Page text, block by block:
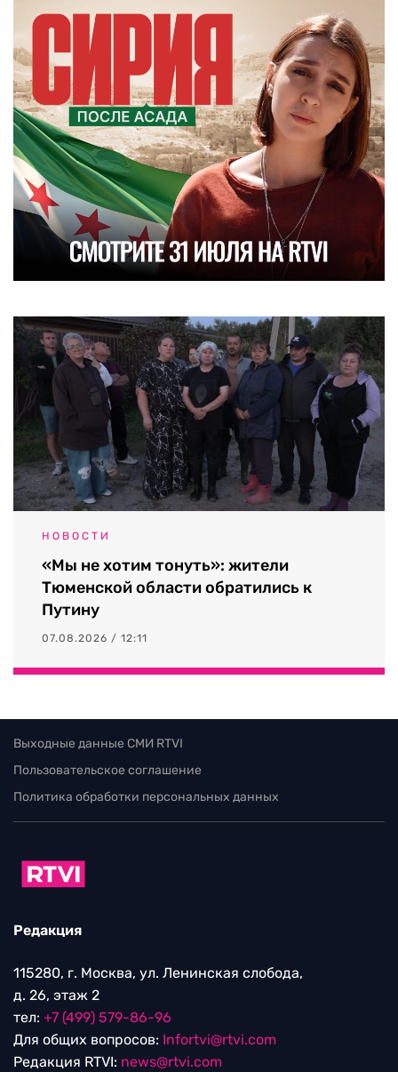
НОВОСТИ
«Мы не хотим тонуть»: жители
Тюменской области обратились к
Путину
07.08.2026 / 12:11
Выходные данные СМИ RTVI
Пользовательское соглашение
Политика обработки персональных данных
Редакция
115280, г. Москва, ул. Ленинская слобода,
д. 26, этаж 2
тел: +7 (499) 579-86-96
Для общих вопросов: Infortvi@rtvi.com
Редакция RTVI: news@rtvi.com